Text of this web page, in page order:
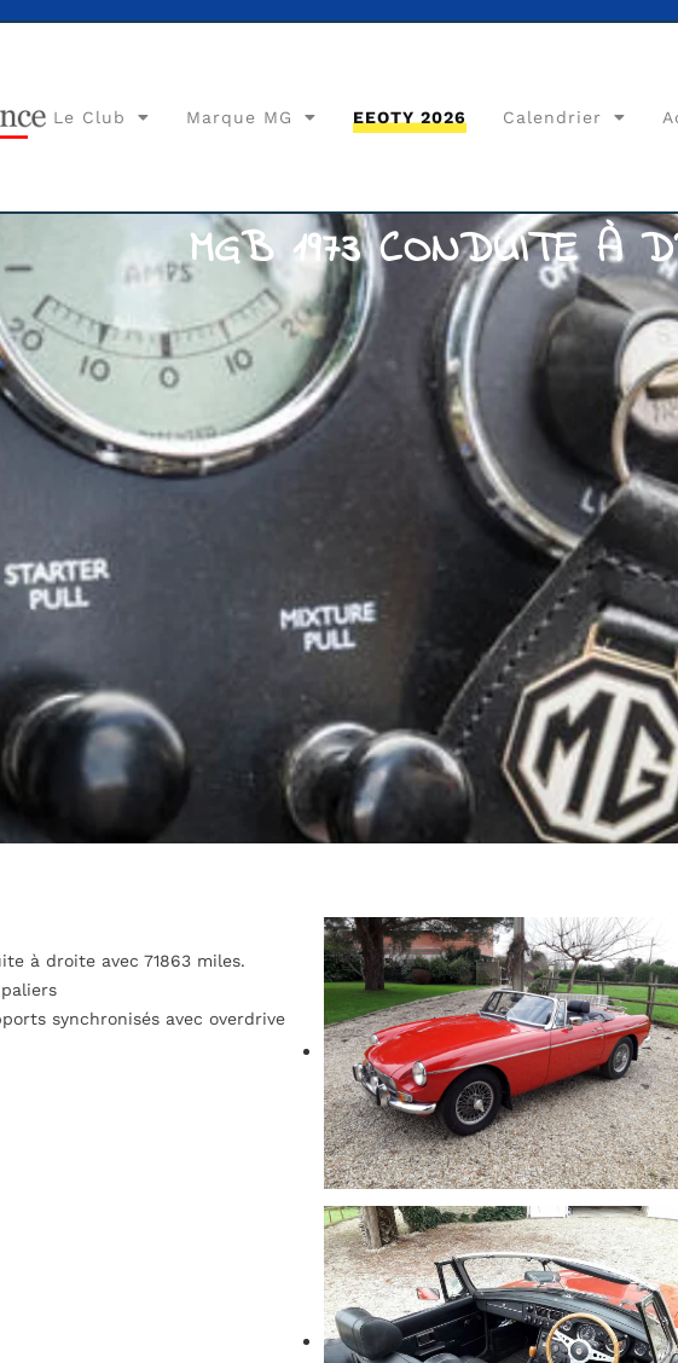
Le Club Marque MG EEOTY 2026 Calendrier
MGB 1973 CONDUITE À
à droite avec 71863 miles.
synchronisés avec overdrive